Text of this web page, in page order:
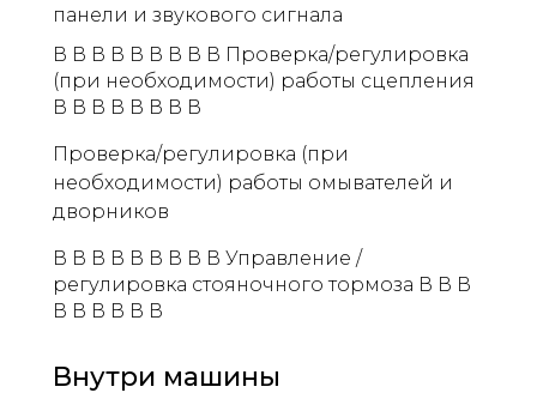
панели и звукового сигнала
В В В В В В В В В Проверка/регулировка
(при необходимости) работы сцепления
В В В В В В В В
Проверка/регулировка (при
необходимости) работы омывателей и
дворников
В В В В В В В В В Управление /
регулировка стояночного тормоза В В В
В В В В В В
Внутри машины